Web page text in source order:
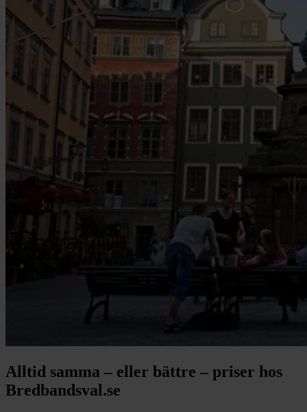
Alltid samma – eller bättre – priser hos
Bredbandsval.se